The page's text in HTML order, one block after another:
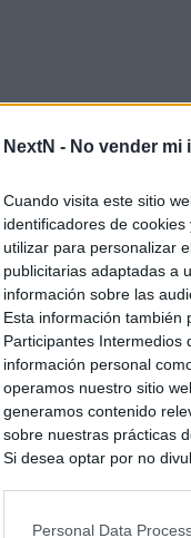
NextN - No vender mi
Cuando visita este sitio
identificadores de
utilizar para personalizar
publicitarias adaptadas a
información sobre las
Esta información también
Participantes Intermedios
información personal
operamos nuestro sitio
generamos contenido
sobre nuestras prácticas
Si desea optar por no
intereses basados en la
Personal Data